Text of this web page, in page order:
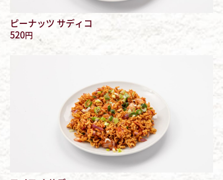
ピーナッツ サディコ
520円